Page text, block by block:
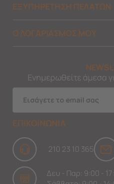
ΕΞΥΠΗΡΕΤΗΣΗ ΠΕΛΑΤΩΝ
Ο ΛΟΓΑΡΙΑΣΜΟΣ ΜΟΥ
Ενημερωθείτε άμεσα
ΕΠΙΚΟΙΝΩΝΙΑ
210 23 10 365
Δευ - Παρ: 9:00 -